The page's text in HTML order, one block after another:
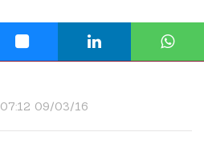
07:12 09/03/16